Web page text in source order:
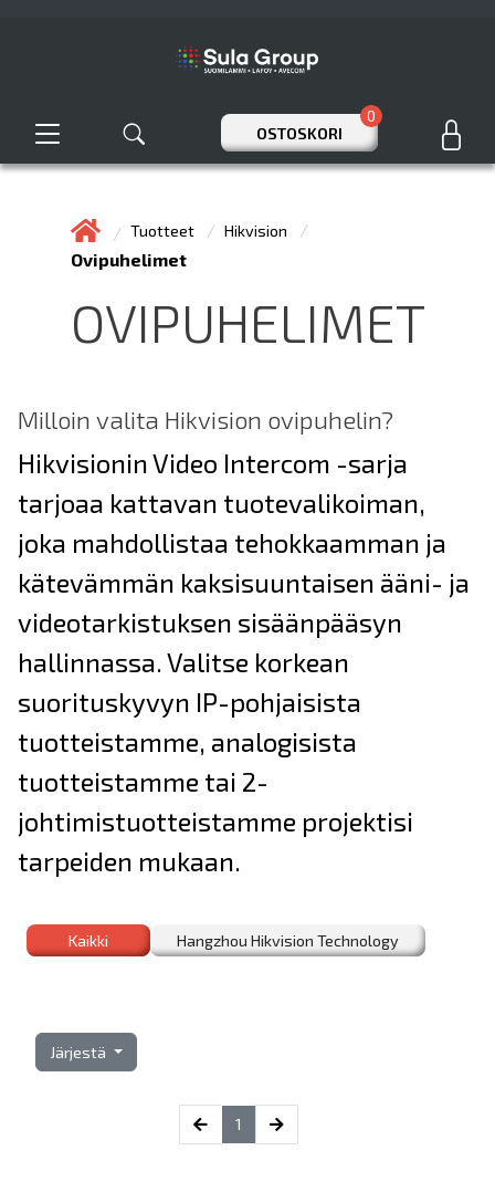
OSTOSKORI
0
Tuotteet Hikvision
Ovipuhelimet
OVIPUHELIMET
Milloin valita Hikvision ovipuhelin?
Hikvisionin Video Intercom -sarja
tarjoaa kattavan tuotevalikoiman,
joka mahdollistaa tehokkaamman ja
kätevämmän kaksisuuntaisen ääni- ja
videotarkistuksen sisäänpääsyn
hallinnassa. Valitse korkean
suorituskyvyn IP-pohjaisista
tuotteistamme, analogisista
tuotteistamme tai 2-
johtimistuotteistamme projektisi
tarpeiden mukaan.
Kaikki Hangzhou Hikvision Technology
Järjestä
1 (current)